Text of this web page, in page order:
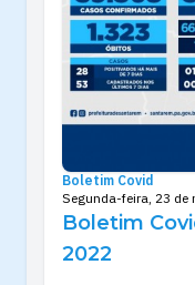
Boletim Covid
Segunda-feira, 23 de
Boletim
2022